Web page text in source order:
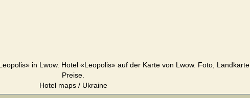
in Lwow. Hotel «Leopolis» auf der Karte von Lwow. Foto, Landkarte,
Preise.
Hotel maps / Ukraine